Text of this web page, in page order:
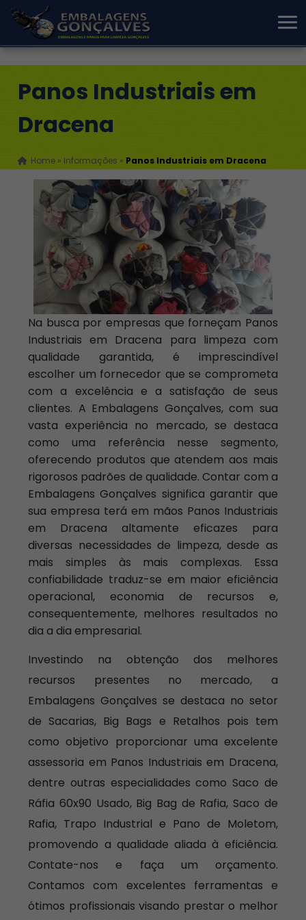
Panos Industriais em
Dracena
Home » Informações » Panos Industriais em Dracena
Na busca por empresas que forneçam Panos
Industriais em Dracena para limpeza com
qualidade garantida, é imprescindível
escolher um fornecedor que se comprometa
com a excelência e a satisfação de seus
clientes. A Embalagens Gonçalves, com sua
vasta experiência no mercado, se destaca
como uma referência nesse segmento,
oferecendo produtos que atendem aos mais
rigorosos padrões de qualidade. Contar com a
Embalagens Gonçalves significa garantir que
sua empresa terá em mãos Panos Industriais
em Dracena altamente eficazes para
diversas necessidades de limpeza, desde as
mais simples às mais complexas. Essa
confiabilidade traduz-se em maior eficiência
operacional, economia de recursos e,
consequentemente, melhores resultados no
dia a dia empresarial.
Investindo na obtenção dos melhores
recursos presentes no mercado, a
Embalagens Gonçalves se destaca no setor
de Sacarias, Big Bags e Retalhos pois tem
como objetivo proporcionar uma excelente
assessoria em Panos Industriais em Dracena,
dentre outras especialidades como Saco de
Ráfia 60x90 Usado, Big Bag de Rafia, Saco de
Rafia, Trapo Industrial e Pano de Moletom,
promovendo a qualidade aliada à eficiência.
Contate-nos e faça um orçamento.
Contamos com excelentes ferramentas e
ótimos profissionais visando prestar o melhor